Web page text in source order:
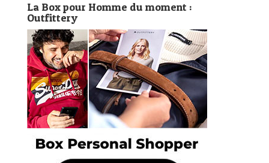
La Box pour Homme du moment :
Outfittery